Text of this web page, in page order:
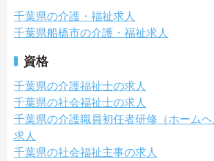
千葉県の介護・福祉求人
千葉県船橋市の介護・福祉求人
資格
千葉県の介護福祉士の求人
千葉県の社会福祉士の求人
千葉県の介護職員初任者研修（ホーム
求人
千葉県の社会福祉主事の求人